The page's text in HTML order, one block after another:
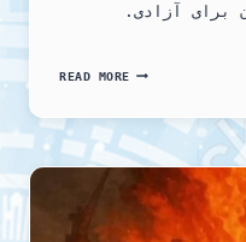
برای آزادی.
READ MOREرژیمی
زوال